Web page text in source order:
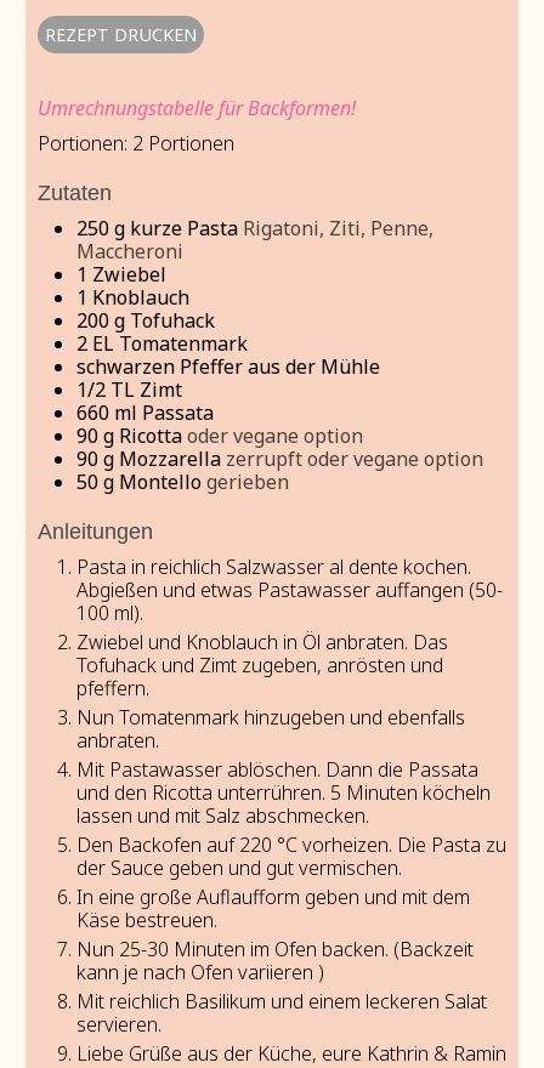
REZEPT DRUCKEN
Umrechnungstabelle für Backformen!
Portionen: 2 Portionen
Zutaten
250g kurze Pasta Rigatoni, Ziti, Penne,
Maccheroni
1 Zwiebel
1 Knoblauch
200g Tofuhack
2 EL Tomatenmark
schwarzen Pfeffer aus der Mühle
1/2 TL Zimt
660 ml Passata
90g Ricottaoder vegane option
90g Mozzarella zerrupft oder vegane option
50g Montellogerieben
Anleitungen
Pasta in reichlich Salzwasser al dente kochen.
Abgießen und etwas Pastawasser auffangen (50-
100 ml).
Zwiebel und Knoblauch in Öl anbraten. Das
Tofuhack und Zimt zugeben, anrösten und
pfeffern.
Nun Tomatenmark hinzugeben und ebenfalls
anbraten.
Mit Pastawasser ablöschen. Dann die Passata
und den Ricotta unterrühren. 5 Minuten köcheln
lassen und mit Salz abschmecken.
Den Backofen auf 220 °C vorheizen. Die Pasta zu
der Sauce geben und gut vermischen.
In eine große Auflaufform geben und mit dem
Käse bestreuen.
Nun 25-30 Minuten im Ofen backen. (Backzeit
kann je nach Ofen variieren )
Mit reichlich Basilikum und einem leckeren Salat
servieren.
Liebe Grüße aus der Küche, eure Kathrin & Ramin